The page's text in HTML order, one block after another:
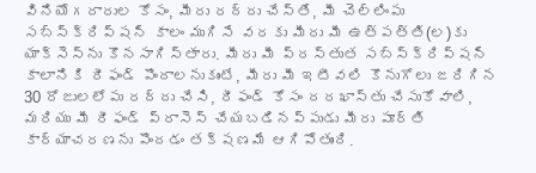
వినియోగదారుల కోసం, మీరు రద్దు చేస్తే, మీ చెల్లింపు
సబ్‌స్క్రిప్షన్ కాలం ముగిసే వరకు మీరు మీ ఉత్పత్తి(ల)కు
యాక్సెస్‌ను కొనసాగిస్తారు. మీరు మీ ప్రస్తుత సబ్‌స్క్రిప్షన్
కాలానికి రీఫండ్ పొందాలనుకుంటే, మీరు మీ ఇటీవలి కొనుగోలు జరిగిన
30 రోజులలోపు రద్దు చేసి, రీఫండ్ కోసం దరఖాస్తు చేసుకోవాలి,
మరియు మీ రీఫండ్ ప్రాసెస్ చేయబడినప్పుడు మీరు పూర్తి
కార్యాచరణను పొందడం తక్షణమే ఆగిపోతుంది.